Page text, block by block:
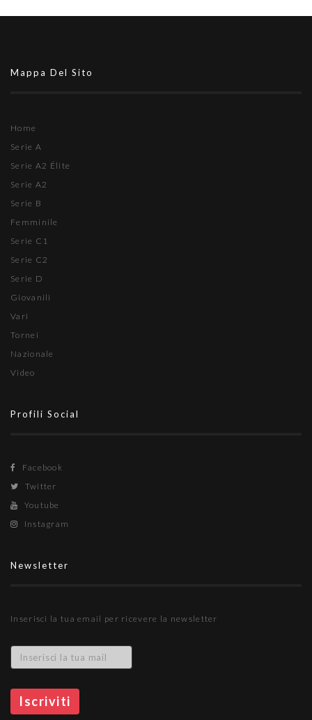
Mappa Del Sito
Home
Serie A
Serie A2 Élite
Serie A2
Serie B
Femminile
Serie C1
Serie C2
Serie D
Giovanili
Vari
Tornei
Nazionale
Video
Profili Social
Facebook
Twitter
Youtube
Instagram
Newsletter
Inserisci la tua email per ricevere la newsletter